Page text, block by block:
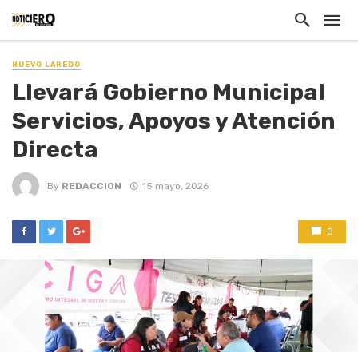
NUEVO LAREDO
Llevará Gobierno Municipal
Servicios, Apoyos y Atención
Directa
By REDACCION 15 mayo, 2026
0